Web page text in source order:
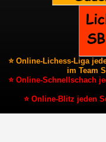
⭐ Online-Lichess-Liga
im Team
⭐ Online-Schnellschach
⭐ Online-Blitz jeden